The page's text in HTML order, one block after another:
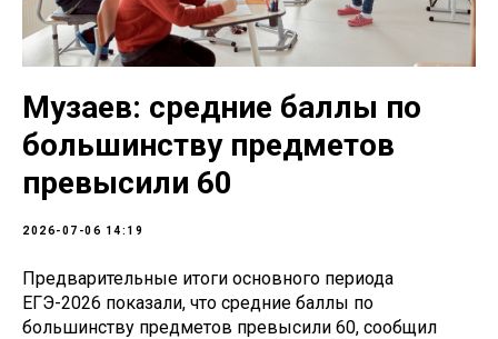
Музаев: средние баллы по
большинству предметов
превысили 60
2026-07-06 14:19
Предварительные итоги основного периода
ЕГЭ-2026 показали, что средние баллы по
большинству предметов превысили 60, сообщил